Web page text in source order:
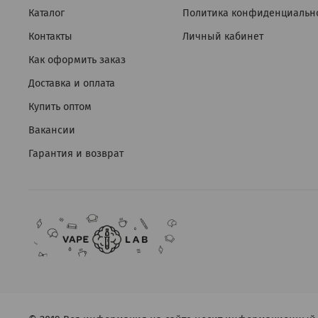
Каталог
Контакты
Как оформить заказ
Доставка и оплата
Купить оптом
Вакансии
Гарантия и возврат
Политика
Личный кабинет